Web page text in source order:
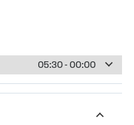
05:30 - 00:00